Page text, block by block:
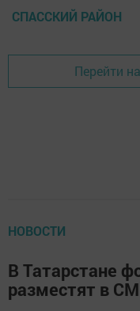
СПАССКИЙ РАЙОН
Перейти
НОВОСТИ
В Татарстане
разместят в